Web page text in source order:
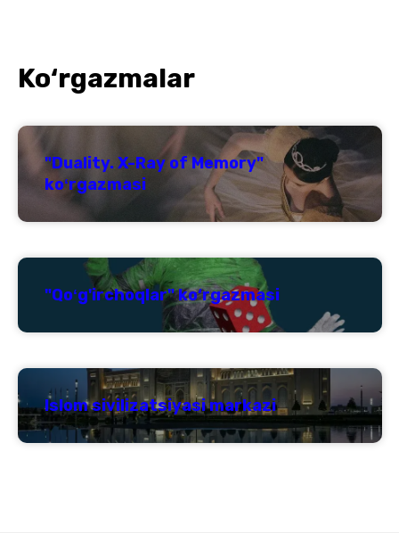
Ko‘rgazmalar
"Duality. X-Ray of Memory"
koʻrgazmasi
"Qoʻg'irchoqlar" ko‘rgazmasi
Islom sivilizatsiyasi markazi